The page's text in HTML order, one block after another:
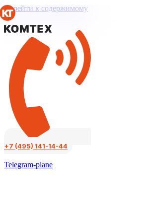
Перейти к содержимому
+7 (495) 141-14-44
Telegram-plane